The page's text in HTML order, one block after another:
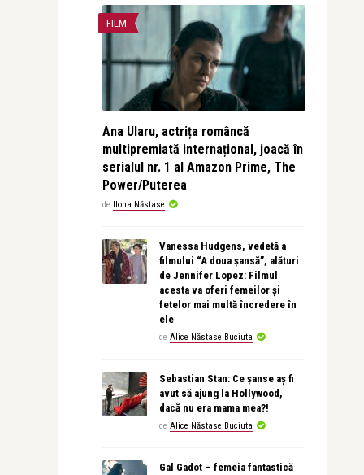
FILM
Ana Ularu, actrița româncă
multipremiată internațional, joacă în
serialul nr. 1 al Amazon Prime, The
Power/Puterea
de Ilona Năstase
Vanessa Hudgens, vedetă a
filmului “A doua șansă”, alături
de Jennifer Lopez: Filmul
acesta va oferi femeilor și
fetelor mai multă încredere în
ele
de Alice Năstase Buciuta
Sebastian Stan: Ce șanse aș fi
avut să ajung la Hollywood,
dacă nu era mama mea?!
de Alice Năstase Buciuta
Gal Gadot – femeia fantastică